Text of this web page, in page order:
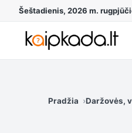
Šeštadienis, 2026 m.
Pradžia Daržovės,